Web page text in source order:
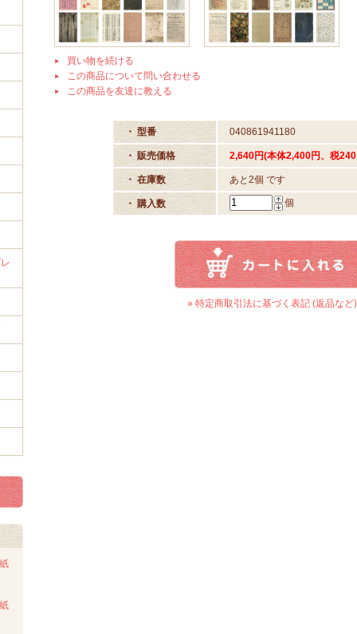
買い物を続ける
この商品について問い合わせる
この商品を友達に教える
・ 型番 040861941180
・ 販売価格 2,640円(本体2,400円、税
・ 在庫数 あと2個 です
・ 購入数 個
» 特定商取引法に基づく表記 (返品など)